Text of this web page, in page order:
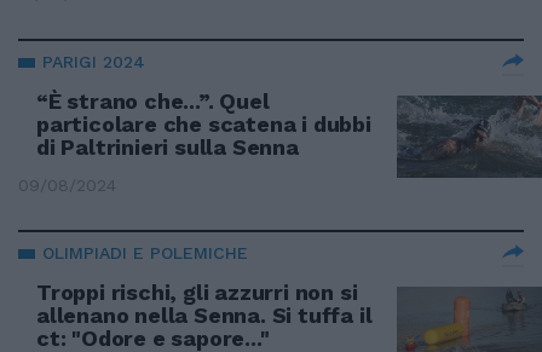
PARIGI 2024
“È strano che...”. Quel
particolare che scatena i dubbi
di Paltrinieri sulla Senna
09/08/2024
OLIMPIADI E POLEMICHE
Troppi rischi, gli azzurri non si
allenano nella Senna. Si tuffa il
ct: "Odore e sapore..."